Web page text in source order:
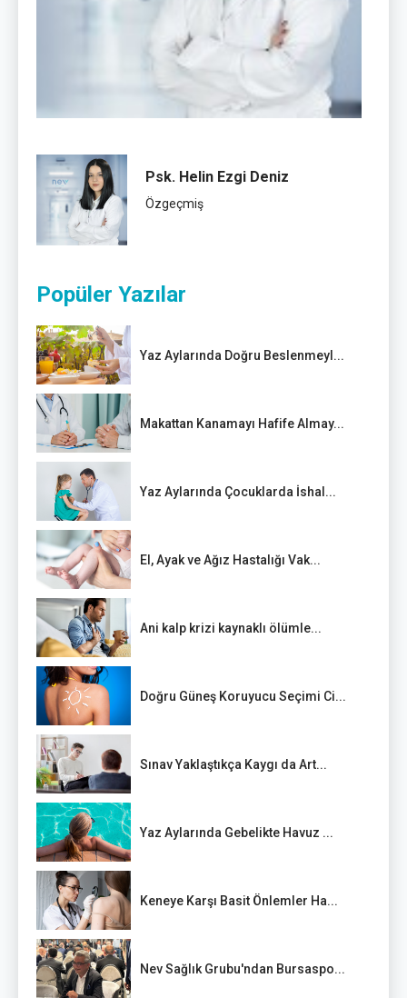
Psk. Helin Ezgi Deniz
Özgeçmiş
Popüler Yazılar
Yaz Aylarında Doğru Beslenmeyl...
Makattan Kanamayı Hafife Almay...
Yaz Aylarında Çocuklarda İshal...
El, Ayak ve Ağız Hastalığı Vak...
Ani kalp krizi kaynaklı ölümle...
Doğru Güneş Koruyucu Seçimi Ci...
Sınav Yaklaştıkça Kaygı da Art...
Yaz Aylarında Gebelikte Havuz ...
Keneye Karşı Basit Önlemler Ha...
Nev Sağlık Grubu'ndan Bursaspo...